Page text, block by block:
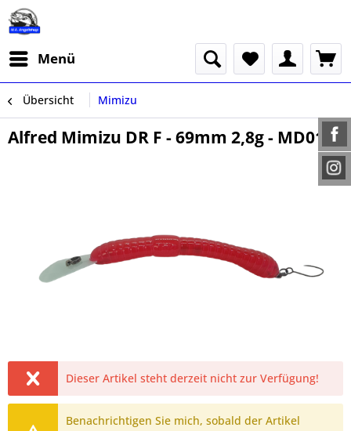
Menü
Übersicht Mimizu
Alfred Mimizu DR F - 69mm 2,8g - MD01
Dieser Artikel steht derzeit nicht zur Verfügung!
Benachrichtigen Sie mich, sobald der Artikel